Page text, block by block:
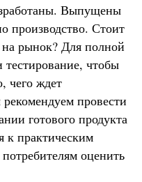
Выпущены
производство. Стоит
рынок? Для полной
чтобы
чего ждет
провести
готового продукта
к практическим
оценить